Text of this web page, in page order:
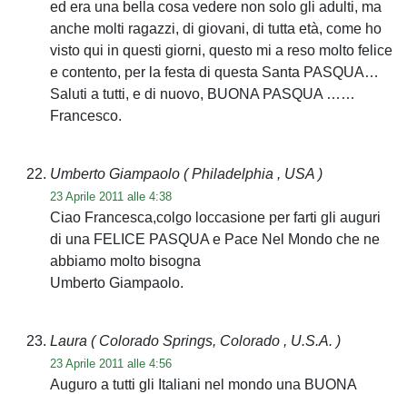
ed era una bella cosa vedere non solo gli adulti, ma
anche molti ragazzi, di giovani, di tutta età, come ho
visto qui in questi giorni, questo mi a reso molto felice
e contento, per la festa di questa Santa PASQUA…
Saluti a tutti, e di nuovo, BUONA PASQUA ……
Francesco.
Umberto Giampaolo ( Philadelphia , USA )
23 Aprile 2011 alle 4:38
Ciao Francesca,colgo loccasione per farti gli auguri
di una FELICE PASQUA e Pace Nel Mondo che ne
abbiamo molto bisogna
Umberto Giampaolo.
Laura ( Colorado Springs, Colorado , U.S.A. )
23 Aprile 2011 alle 4:56
Auguro a tutti gli Italiani nel mondo una BUONA